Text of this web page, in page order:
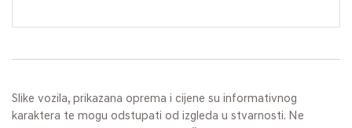
Slike vozila, prikazana oprema i cijene su informativnog
karaktera te mogu odstupati od izgleda u stvarnosti. Ne